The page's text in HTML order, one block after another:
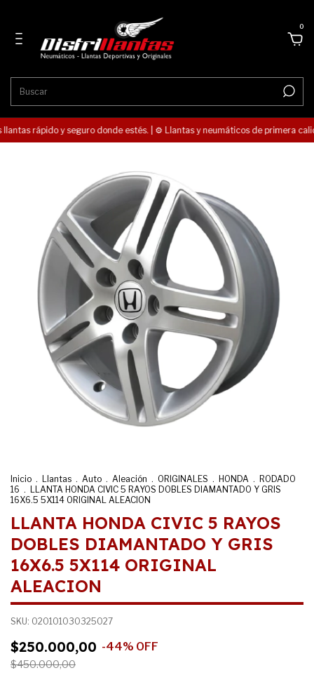
0
rápido y seguro donde estés. | ⚙️ Llantas y neumáticos de primera
Inicio . Llantas . Auto . Aleación . ORIGINALES . HONDA . RODADO
16 . LLANTA HONDA CIVIC 5 RAYOS DOBLES DIAMANTADO Y GRIS
16X6.5 5X114 ORIGINAL ALEACION
LLANTA HONDA CIVIC 5 RAYOS
DOBLES DIAMANTADO Y GRIS
16X6.5 5X114 ORIGINAL
ALEACION
SKU: 020101030325027
$250.000,00 -44% OFF
$450.000,00